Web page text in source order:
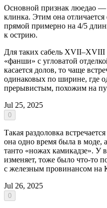
Основной признак люедао —
клинка. Этим она отличается
прямой примерно на 4/5
к острию.
Для таких сабель XVII–XVIII
«фанши» с угловатой
касается долов, то чаще
одинаковых по ширине, где
прерывистым, похожим на
Jul 25, 2025
0
Такая раздоловка
она одно время была в моде,
танто «ножах камикадзе». У
изменяет, тоже было что-то
с железным провинансом
Jul 26, 2025
0